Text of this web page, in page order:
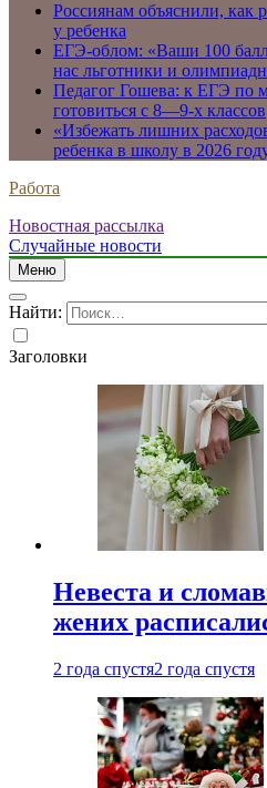
Россиянам объяснили, как
у ребенка
ЕГЭ-облом: «Ваши 100
нас льготники и
Педагог Гошева: к ЕГЭ по
готовиться с 8—9-х классов
«Избежать лишних
ребенка в школу в 2026
Работа
Новостная рассылка
Случайные новости
Меню
Найти:
Заголовки
Невеста и
жених
2 года спустя2 года спустя